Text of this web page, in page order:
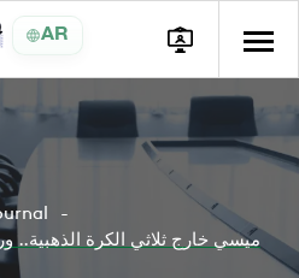
AR
ميسي خارج ثلاثي الكرة الذهبية..